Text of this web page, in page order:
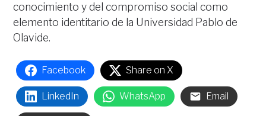
conocimiento y del compromiso social como
elemento identitario de la Universidad Pablo de
Olavide.
Facebook Share on X
LinkedIn WhatsApp Email